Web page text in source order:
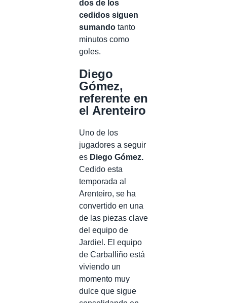
dos de los
cedidos siguen
sumando tanto
minutos como
goles.
Diego
Gómez,
referente en
el Arenteiro
Uno de los
jugadores a seguir
es Diego Gómez.
Cedido esta
temporada al
Arenteiro, se ha
convertido en una
de las piezas clave
del equipo de
Jardiel. El equipo
de Carballiño está
viviendo un
momento muy
dulce que sigue